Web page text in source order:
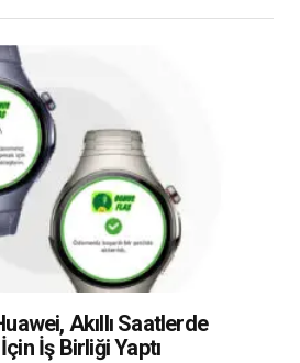
Akıllı Saatlerde
İş Birliği Yaptı